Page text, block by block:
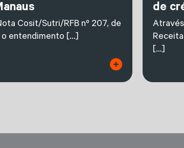
Cosit/Sutri/RFB nº 207, de
o entendimento […]
de
[…]